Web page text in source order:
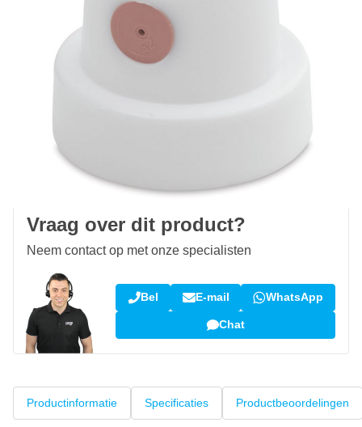
€ 24, incl. BTW
Gratis bezorgd
100 dagen
Klantbeoordeling:
(34.283 reviews)
Vraag over dit product?
Neem contact op met onze specialisten
Bel E-mail WhatsApp
Chat
Productinformatie Specificaties Productbeoordelingen